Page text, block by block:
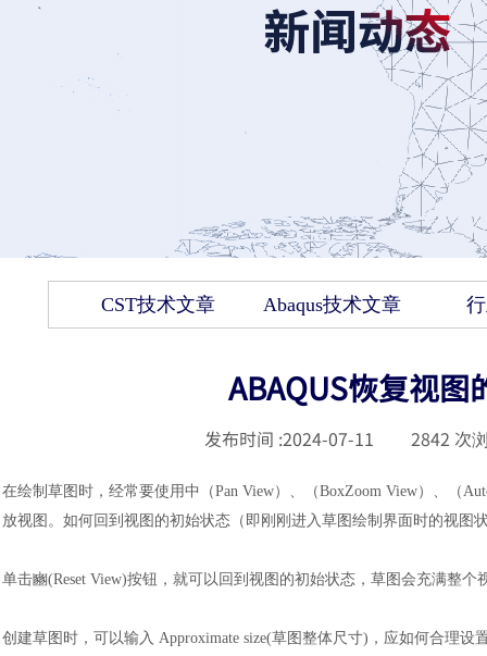
CST技术文章 Abaqus技术文章
ABAQUS恢复视
发布时间 :2024-07-11 2842 次
在绘制草图时，经常要使用中（Pan View）、（BoxZoom View）、（
放视图。如何回到视图的初始状态（即刚刚进入草图绘制界面时的视图
单击豳(Reset View)按钮，就可以回到视图的初始状态，草图会充满整个
创建草图时，可以输入 Approximate size(草图整体尺寸)，应如何合理设